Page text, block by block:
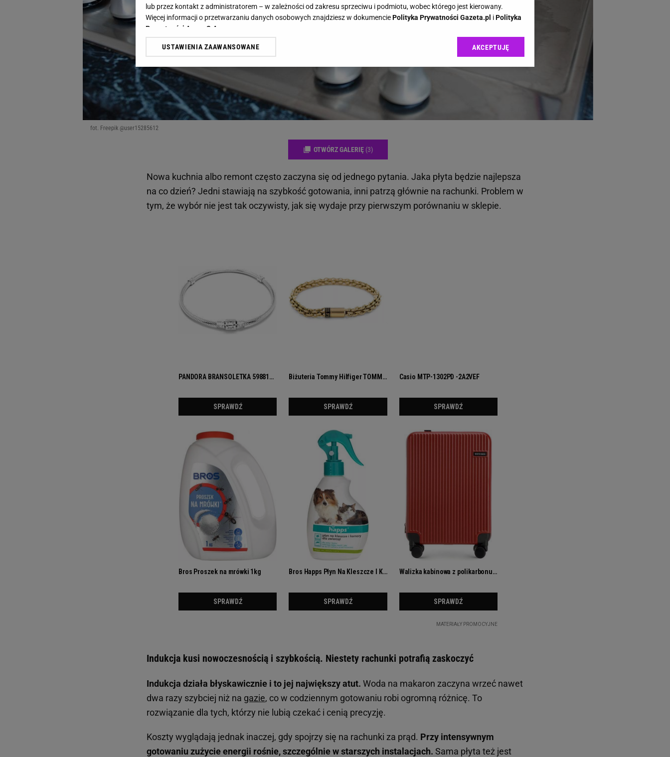
fot. Freepik @user15285612
OTWÓRZ GALERIĘ (3)
Nowa kuchnia albo remont często zaczyna się od jednego pytania. Jaka płyta będzie najlepsza
na co dzień? Jedni stawiają na szybkość gotowania, inni patrzą głównie na rachunki. Problem w
tym, że wybór nie jest tak oczywisty, jak się wydaje przy pierwszym porównaniu w sklepie.
Indukcja kusi nowoczesnością i szybkością. Niestety rachunki potrafią zaskoczyć
Indukcja działa błyskawicznie i to jej największy atut. Woda na makaron zaczyna wrzeć nawet
dwa razy szybciej niż na gazie, co w codziennym gotowaniu robi ogromną różnicę. To
rozwiązanie dla tych, którzy nie lubią czekać i cenią precyzję.
Koszty wyglądają jednak inaczej, gdy spojrzy się na rachunki za prąd. Przy intensywnym
gotowaniu zużycie energii rośnie, szczególnie w starszych instalacjach. Sama płyta też jest
lub przez kontakt z administratorem – w zależności od zakresu sprzeciwu i podmiotu, wobec którego jest kierowany.
Więcej informacji o przetwarzaniu danych osobowych znajdziesz w dokumenciePolityka Prywatności Gazeta.pl iPolityka
Prywatności Agora S.A.
Klikając „Akceptuję” wyrażasz też zgodę na zainstalowanie i przechowywanie plików cookie Gazeta.pl sp. z o.o., jej
dotyczące plików cookie, wywołując narzędzie do zarządzania twoimi preferencjami dot. przetwarzania danych poprzez
odnośnik „Ustawienia prywatności ” w stopce serwisu i przechodząc do „Ustawień Zaawansowanych”. Zmiana ustawień
plików cookie możliwa jest także za pomocą ustawień przeglądarki.
My, nasi Zaufani Partnerzy i Agora S.A. możemy przetwarzać dane osobowe w następujących celach:
Użycie dokładnych danych geolokalizacyjnych. Aktywne skanowanie charakterystyki urządzenia do celów identyfikacji.
Lista Zaufanych Partnerów
USTAWIENIA ZAAWANSOWANE AKCEPTUJĘ